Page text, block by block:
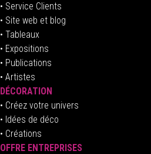
• Service Clients
• Site web et blog
• Tableaux
• Expositions
• Publications
• Artistes
DÉCORATION
• Créez votre univers
• Idées de déco
• Créations
OFFRE ENTREPRISES